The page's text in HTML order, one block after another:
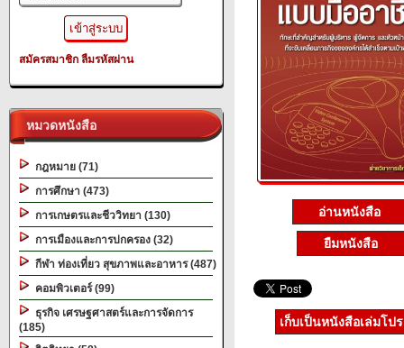
สมัครสมาชิก ลืมรหัสผ่าน
หมวดหนังสือ
กฎหมาย (71)
การศึกษา (473)
การเกษตรและชีววิทยา (130)
การเมืองและการปกครอง (32)
กีฬา ท่องเที่ยว สุขภาพและอาหาร (487)
คอมพิวเตอร์ (99)
ธุรกิจ เศรษฐศาสตร์และการจัดการ
(185)
อ่านหนังสือ
ยืมหนังสือ
เก็บเป็นหนังสือเล่มโป